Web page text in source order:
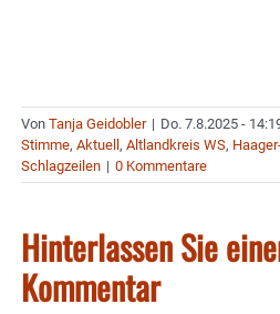
Von Tanja Geidobler | Do. 7.8.2025 -
Stimme, Aktuell , Altlandkreis WS,
Schlagzeilen | 0 Kommentare
Hinterlassen Sie
Kommentar